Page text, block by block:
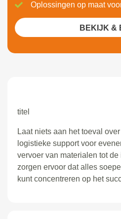
titel
Laat niets aan het toeval
logistieke support voor
vervoer van materialen tot
zorgen ervoor dat alles
kunt concentreren op het
Oplossingen op maat
BEKIJK &